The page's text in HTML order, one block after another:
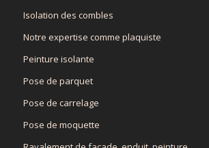
Isolation des combles
Notre expertise comme plaquiste
Peinture isolante
Pose de parquet
Pose de carrelage
Pose de moquette